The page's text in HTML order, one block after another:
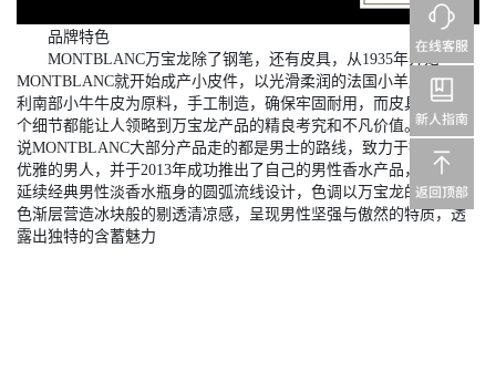
品牌特色
MONTBLANC万宝龙除了钢笔，还有皮具，从1935年开始
MONTBLANC就开始成产小皮件，以光滑柔润的法国小羊皮或意大
利南部小牛牛皮为原料，手工制造，确保牢固耐用，而皮具上的每
个细节都能让人领略到万宝龙产品的精良考究和不凡价值。总体来
说MONTBLANC大部分产品走的都是男士的路线，致力于打造内涵
优雅的男人，并于2013年成功推出了自己的男性香水产品，万宝龙
延续经典男性淡香水瓶身的圆弧流线设计，色调以万宝龙的经典蓝
色渐层营造冰块般的剔透清凉感，呈现男性坚强与傲然的特质，透
露出独特的含蓄魅力